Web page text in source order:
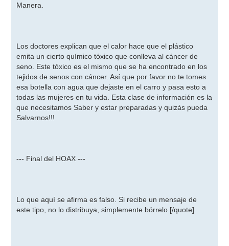
Manera.
Los doctores explican que el calor hace que el plástico
emita un cierto químico tóxico que conlleva al cáncer de
seno. Este tóxico es el mismo que se ha encontrado en los
tejidos de senos con cáncer. Así que por favor no te tomes
esa botella con agua que dejaste en el carro y pasa esto a
todas las mujeres en tu vida. Esta clase de información es la
que necesitamos Saber y estar preparadas y quizás pueda
Salvarnos!!!
--- Final del HOAX ---
Lo que aquí se afirma es falso. Si recibe un mensaje de
este tipo, no lo distribuya, simplemente bórrelo.[/quote]